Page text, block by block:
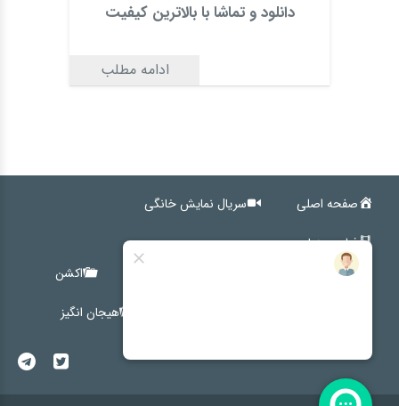
دانلود و تماشا با بالاترین کیفیت
ادامه مطلب
صفحه اصلی
سریال نمایش خانگی
فیلم سینمایی
کمدی
اکشن
هیجان انگیز